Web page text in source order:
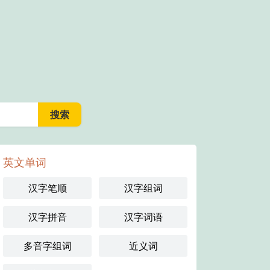
英文单词
汉字笔顺 汉字组词
汉字拼音 汉字词语
多音字组词 近义词